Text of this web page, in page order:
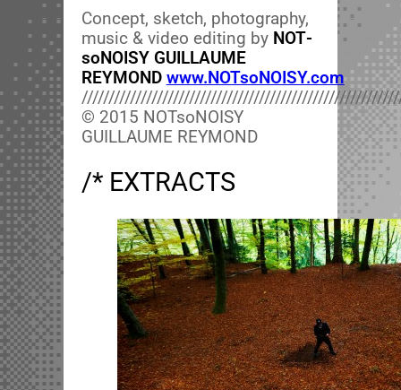
Con­cept, sketch, pho­tog­ra­phy,
music & video edit­ing by NOT­
soNOISY GUILLAUME
REYMOND www.NOTsoNOISY.com
© 2015 NOT­soNOISY
GUILLAUME REYMOND
/* EXTRACTS